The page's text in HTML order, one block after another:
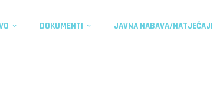
DOKUMENTI JAVNA NABAVA/NATJEČAJI